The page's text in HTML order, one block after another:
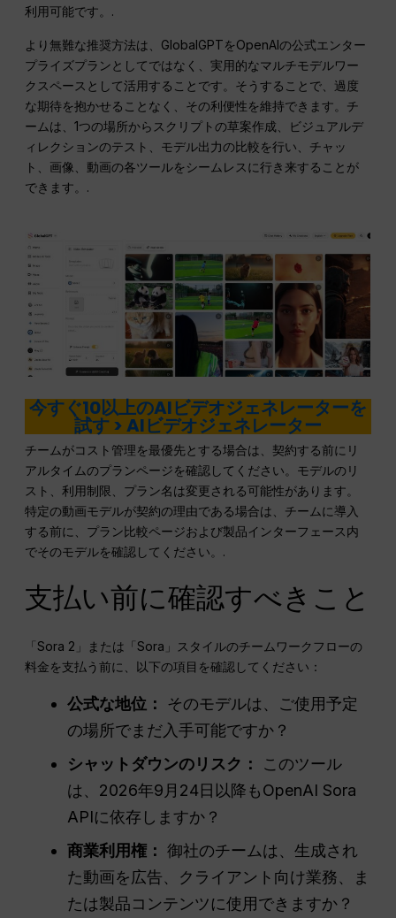
利用可能です。.
より無難な推奨方法は、GlobalGPTをOpenAIの公式エンター
プライズプランとしてではなく、実用的なマルチモデルワー
クスペースとして活用することです。そうすることで、過度
な期待を抱かせることなく、その利便性を維持できます。チ
ームは、1つの場所からスクリプトの草案作成、ビジュアルデ
ィレクションのテスト、モデル出力の比較を行い、チャッ
ト、画像、動画の各ツールをシームレスに行き来することが
できます。.
今すぐ10以上のAIビデオジェネレーターを
試す > AIビデオジェネレーター
チームがコスト管理を最優先とする場合は、契約する前にリ
アルタイムのプランページを確認してください。モデルのリ
スト、利用制限、プラン名は変更される可能性があります。
特定の動画モデルが契約の理由である場合は、チームに導入
する前に、プラン比較ページおよび製品インターフェース内
でそのモデルを確認してください。.
支払い前に確認すべきこと
「Sora 2」または「Sora」スタイルのチームワークフローの
料金を支払う前に、以下の項目を確認してください：
公式な地位：
そのモデルは、ご使用予定
の場所でまだ入手可能ですか？
シャットダウンのリスク：
このツール
は、2026年9月24日以降もOpenAI Sora
APIに依存しますか？
商業利用権： 御社のチームは、生成され
た動画を広告、クライアント向け業務、ま
たは製品コンテンツに使用できますか？